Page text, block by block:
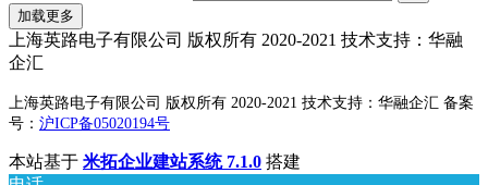
加载更多
上海英路电子有限公司 版权所有 2020-2021 技术支持：华融
企汇
上海英路电子有限公司 版权所有 2020-2021 技术支持：华融企汇 备案
号： 沪ICP备05020194号
本站基于 米拓企业建站系统 7.1.0 搭建